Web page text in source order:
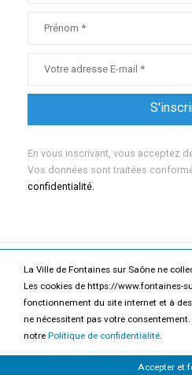
La Ville de Fontaines sur Saône ne
Les cookies de https://www.fontaines-
fonctionnement du site internet et à
ne nécessitent pas votre
notre Politique de confidentialité.
Accepter et
En vous inscrivant, vous acceptez
Vos données sont traitées
confidentialité.
Mentions légales
Accessibilité
2026 Ville de